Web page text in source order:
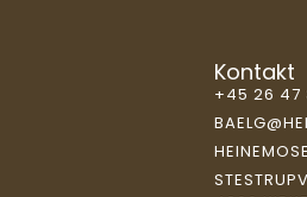
Kontakt
+45 26 47